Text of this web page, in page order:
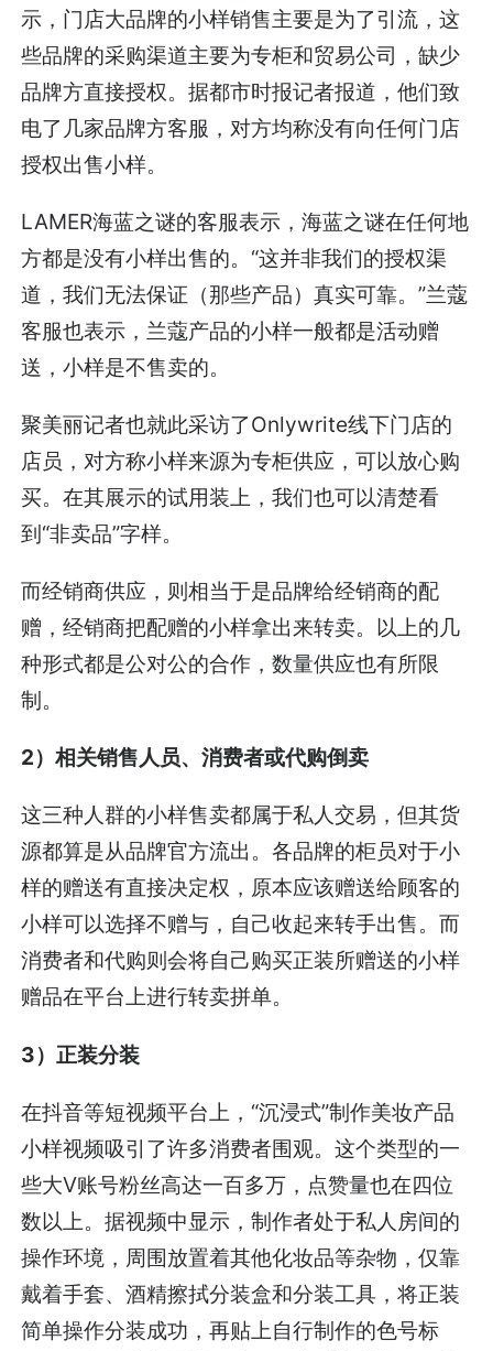
示，门店大品牌的小样销售主要是为了引流，这
些品牌的采购渠道主要为专柜和贸易公司，缺少
品牌方直接授权。据都市时报记者报道，他们致
电了几家品牌方客服，对方均称没有向任何门店
授权出售小样。
LAMER海蓝之谜的客服表示，海蓝之谜在任何地
方都是没有小样出售的。“这并非我们的授权渠
道，我们无法保证（那些产品）真实可靠。”兰蔻
客服也表示，兰蔻产品的小样一般都是活动赠
送，小样是不售卖的。
聚美丽记者也就此采访了Onlywrite线下门店的
店员，对方称小样来源为专柜供应，可以放心购
买。在其展示的试用装上，我们也可以清楚看
到“非卖品”字样。
而经销商供应，则相当于是品牌给经销商的配
赠，经销商把配赠的小样拿出来转卖。以上的几
种形式都是公对公的合作，数量供应也有所限
制。
2）相关销售人员、消费者或代购倒卖
这三种人群的小样售卖都属于私人交易，但其货
源都算是从品牌官方流出。各品牌的柜员对于小
样的赠送有直接决定权，原本应该赠送给顾客的
小样可以选择不赠与，自己收起来转手出售。而
消费者和代购则会将自己购买正装所赠送的小样
赠品在平台上进行转卖拼单。
3）正装分装
在抖音等短视频平台上，“沉浸式”制作美妆产品
小样视频吸引了许多消费者围观。这个类型的一
些大V账号粉丝高达一百多万，点赞量也在四位
数以上。据视频中显示，制作者处于私人房间的
操作环境，周围放置着其他化妆品等杂物，仅靠
戴着手套、酒精擦拭分装盒和分装工具，将正装
简单操作分装成功，再贴上自行制作的色号标